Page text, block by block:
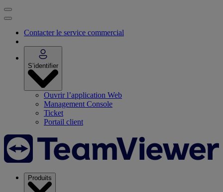
Contacter le service commercial
S’identifier
Ouvrir l’application Web
Management Console
Ticket
Portail client
Produits